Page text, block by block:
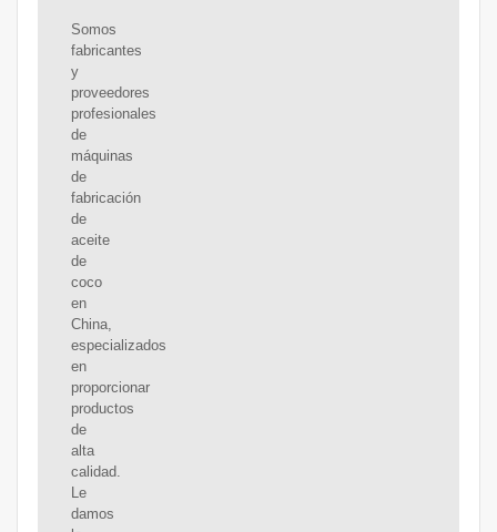
Somos
fabricantes
y
proveedores
profesionales
de
máquinas
de
fabricación
de
aceite
de
coco
en
China,
especializados
en
proporcionar
productos
de
alta
calidad.
Le
damos